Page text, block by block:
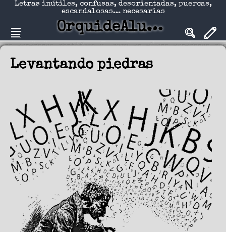
Letras inútiles, confusas, desorientadas, puercas,
escandalosas... necesarias
OrquideAlucinadA
Levantando piedras